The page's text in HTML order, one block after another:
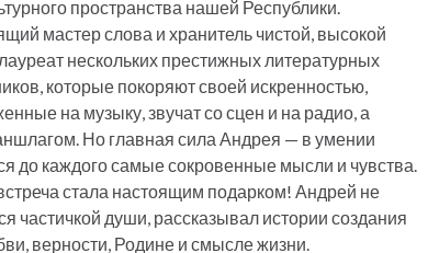
пространства нашей Республики.
мастер слова и хранитель чистой, высокой
нескольких престижных литературных
которые покоряют своей искренностью,
на музыку, звучат со сцен и на радио, а
Но главная сила Андрея — в умении
до каждого самые сокровенные мысли и чувства.
стала настоящим подарком! Андрей не
частичкой души, рассказывал истории создания
верности, Родине и смысле жизни.